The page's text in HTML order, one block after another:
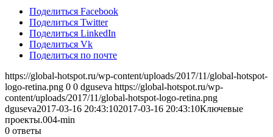
Поделиться Facebook
Поделиться Twitter
Поделиться LinkedIn
Поделиться Vk
Поделиться по почте
https://global-hotspot.ru/wp-content/uploads/2017/11/global-hotspot-
logo-retina.png 0 0 dguseva https://global-hotspot.ru/wp-
content/uploads/2017/11/global-hotspot-logo-retina.png
dguseva2017-03-16 20:43:102017-03-16 20:43:10Ключевые
проекты.004-min
0 ответы